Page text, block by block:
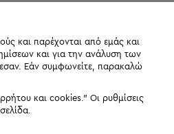
και παρέχονται από εμάς και
και για την ανάλυση των
Εάν συμφωνείτε, παρακαλώ
και cookies." Οι ρυθμίσεις